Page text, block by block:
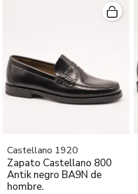
Castellano 1920
Zapato Castellano 800
Antik negro BA9N de
hombre.